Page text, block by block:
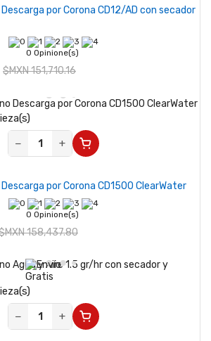
por Corona CD12/AD con secador
0 Opinione(s)
$MXN 151,710.16
−
+
por Corona CD1500 ClearWater
0 Opinione(s)
158,437.80
−
+